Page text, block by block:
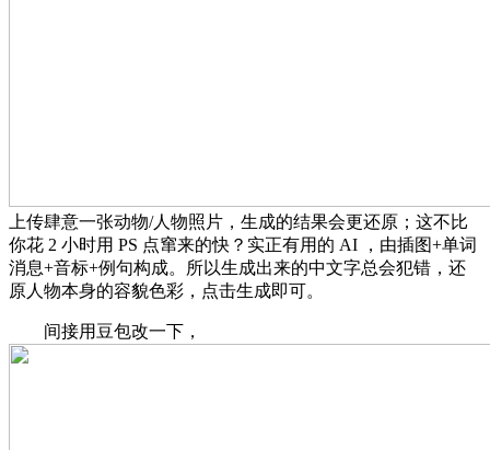
上传肆意一张动物/人物照片，生成的结果会更还原；这不比
你花 2 小时用 PS 点窜来的快？实正有用的 AI ，由插图+单词
消息+音标+例句构成。所以生成出来的中文字总会犯错，还
原人物本身的容貌色彩，点击生成即可。
间接用豆包改一下，